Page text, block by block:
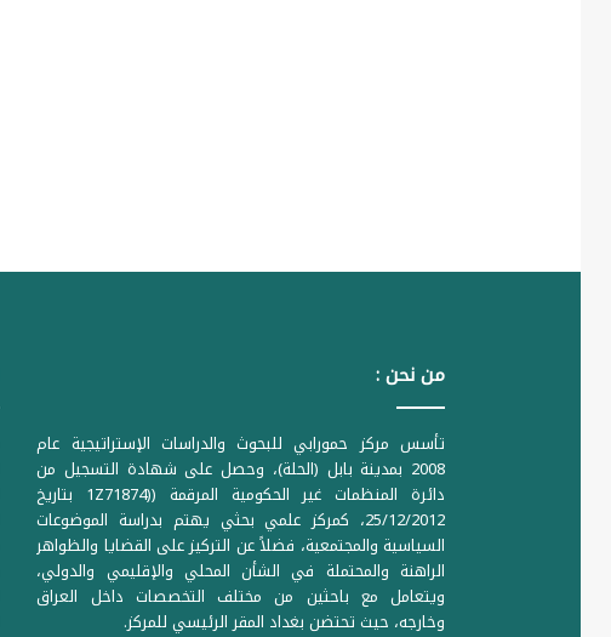
من نحن :
تأسس مركز حمورابي للبحوث والدراسات الإستراتيجية عام
2008 بمدينة بابل (الحلة)، وحصل على شهادة التسجيل من
دائرة المنظمات غير الحكومية المرقمة ((1Z71874 بتاريخ
25/12/2012، كمركز علمي بحثي يهتم بدراسة الموضوعات
السياسية والمجتمعية، فضلاً عن التركيز على القضايا والظواهر
الراهنة والمحتملة في الشأن المحلي والإقليمي والدولي،
ويتعامل مع باحثين من مختلف التخصصات داخل العراق
وخارجه، حيث تحتضن بغداد المقر الرئيسي للمركز.